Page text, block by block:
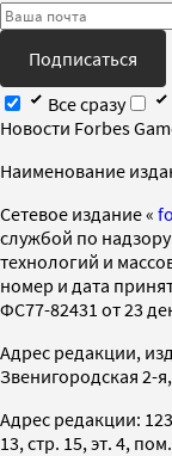
Подписаться
Все сразу
Новости Forbes
Наименование
Cетевое издание «
службой по
технологий и
номер и дата
ФС77-82431 от 23
Адрес редакции,
Звенигородская 2-
Адрес редакции:
13, стр. 15, эт. 4,